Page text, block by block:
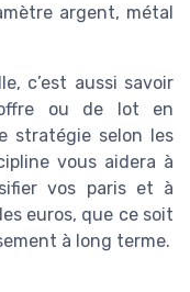
argent, métal
c’est aussi savoir
ou de lot en
stratégie selon les
vous aidera à
vos paris et à
euros, que ce soit
à long terme.